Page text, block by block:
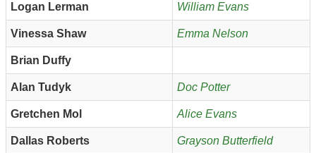
Logan Lerman William Evans
Vinessa Shaw Emma Nelson
Brian Duffy
Alan Tudyk Doc Potter
Gretchen Mol Alice Evans
Dallas Roberts Grayson Butterfield